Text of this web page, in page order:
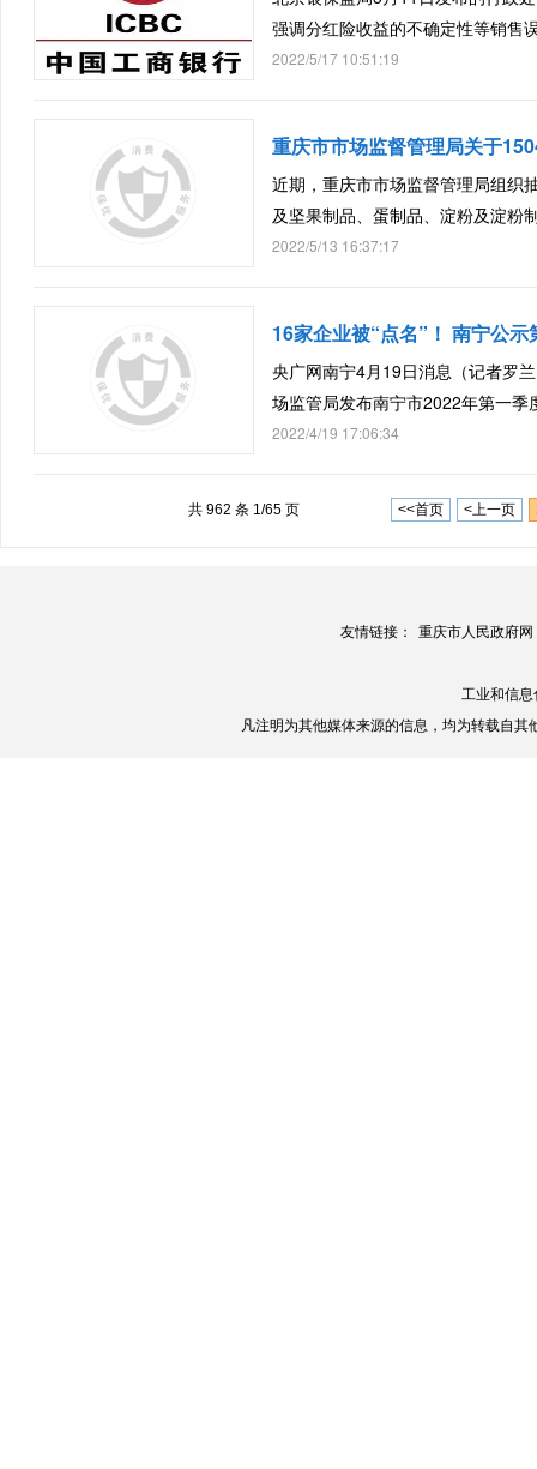
强调分红险收益的不确定性等销售
2022/5/17 10:51:19
重庆市市场监督管理局关于
近期，重庆市市场监督管理局组织
及坚果制品、蛋制品、淀粉及淀粉
2022/5/13 16:37:17
16家企业被“点名”！ 南宁公
央广网南宁4月19日消息（记者罗
场监管局发布南宁市2022年第一
2022/4/19 17:06:34
共 962 条 1/65 页 <<首页 <上一页
友情链接： 重庆市人民政府网
工业和信
凡注明为其他媒体来源的信息，均为转载自